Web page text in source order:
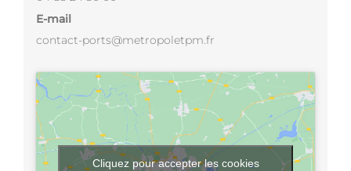
E-mail
contact-ports@metropoletpm.fr
Cliquez pour accepter les cookies